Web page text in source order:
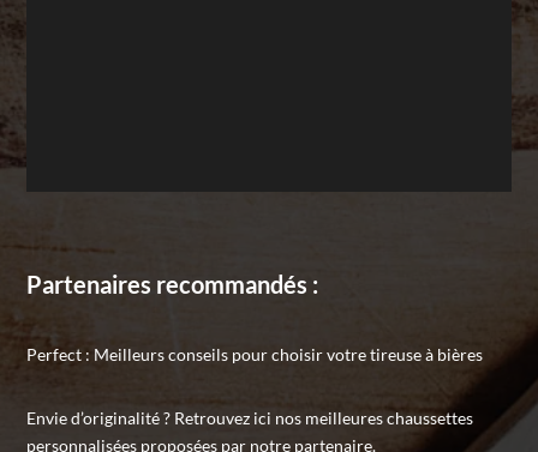
Partenaires recommandés :
Perfect : Meilleurs conseils pour choisir votre tireuse à bières
Envie d’originalité ? Retrouvez ici nos meilleures chaussettes
personnalisées proposées par notre partenaire.